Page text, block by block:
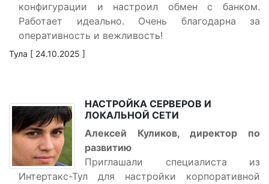
конфигурации и настроил обмен с банком.
Работает идеально. Очень благодарна за
оперативность и вежливость!
Тула [ 24.10.2025 ]
НАСТРОЙКА СЕРВЕРОВ И
ЛОКАЛЬНОЙ СЕТИ
Алексей Куликов, директор по
развитию
Приглашали специалиста из
Интертакс-Тул для настройки корпоративной